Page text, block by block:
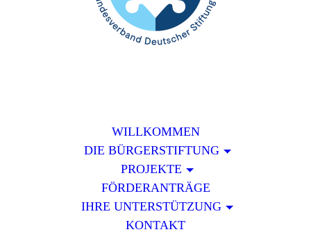
WILLKOMMEN
DIE BÜRGERSTIFTUNG
PROJEKTE
FÖRDERANTRÄGE
IHRE UNTERSTÜTZUNG
KONTAKT